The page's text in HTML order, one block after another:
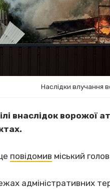
Наслідки влучання
внаслідок ворожої
повідомив міський
адміністративних